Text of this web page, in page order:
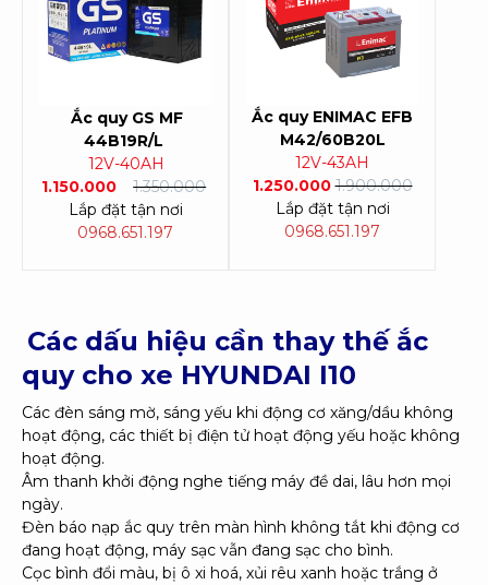
Ắc quy GS MF
44B19R/L
12V-40AH
1.150.000
1.350.000
Lắp đặt tận nơi
0968.651.197
Ắc quy ENIMAC EFB
M42/60B20L
12V-43AH
1.250.000 1.900.000
Lắp đặt tận nơi
0968.651.197
Các dấu hiệu cần thay thế ắc
quy cho xe HYUNDAI I10
Các đèn sáng mờ, sáng yếu khi động cơ xăng/dầu không
hoạt động, các thiết bị điện tử hoạt động yếu hoặc không
hoạt động.
Âm thanh khởi động nghe tiếng máy đề dai, lâu hơn mọi
ngày.
Đèn báo nạp ắc quy trên màn hình không tắt khi động cơ
đang hoạt động, máy sạc vẫn đang sạc cho bình.
Cọc bình đổi màu, bị ô xi hoá, xủi rêu xanh hoặc trắng ở